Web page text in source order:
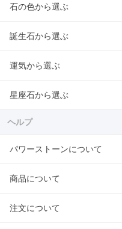
石の色から選ぶ
誕生石から選ぶ
運気から選ぶ
星座石から選ぶ
ヘルプ
パワーストーンについて
商品について
注文について